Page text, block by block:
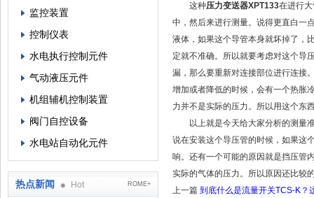
监控装置
控制仪表
水电执行控制元件
气动液压元件
机组辅机控制装置
阀门自控设备
水电站自动化元件
热点新闻 Hot ROME+
这种压力变送器XPT133在进行
中，然后来进行测量。说得更直白一
液体，如果这个导管本身就坏掉了，
定就不准确。所以就要考虑对这个导
漏，那么要重新对连接部位进行连接
增加或者降低的时候，会有一个热胀
力并不是实际的压力。所以用这个东
以上就是今天给大家分析的测量准
说在安装这个导压管的时候，如果这
响。还有一个可能的原因就是挡压管
实际的气体的压力。所以原因还比较
上一篇 到底什么是流量开关TCS-K？